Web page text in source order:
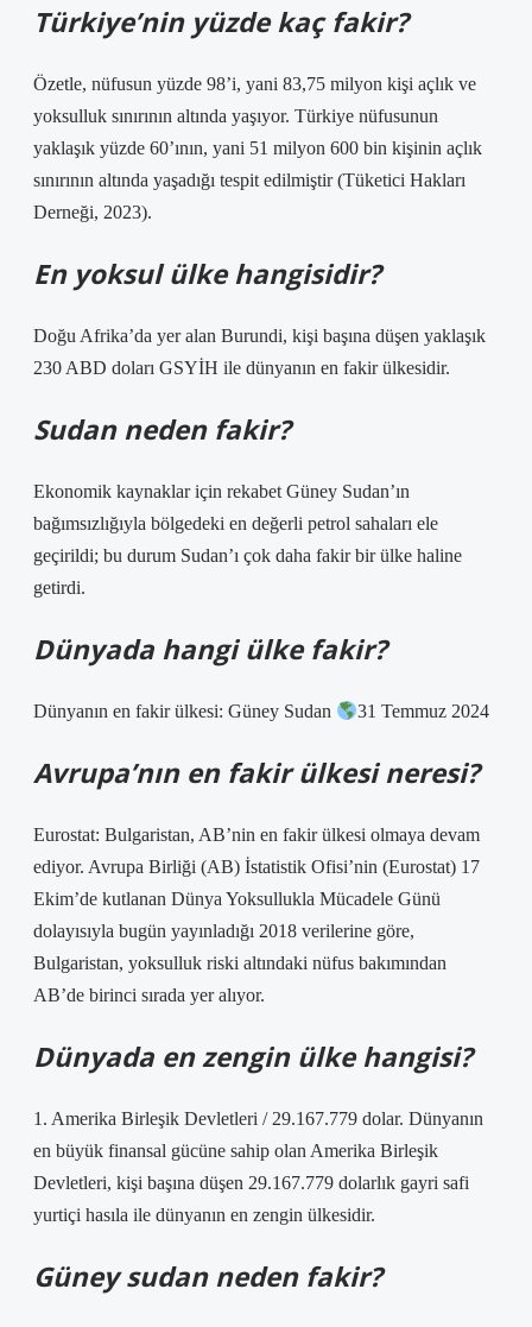
Türkiye’nin yüzde kaç fakir?
Özetle, nüfusun yüzde 98’i, yani 83,75 milyon kişi açlık ve
yoksulluk sınırının altında yaşıyor. Türkiye nüfusunun
yaklaşık yüzde 60’ının, yani 51 milyon 600 bin kişinin açlık
sınırının altında yaşadığı tespit edilmiştir (Tüketici Hakları
Derneği, 2023).
En yoksul ülke hangisidir?
Doğu Afrika’da yer alan Burundi, kişi başına düşen yaklaşık
230 ABD doları GSYİH ile dünyanın en fakir ülkesidir.
Sudan neden fakir?
Ekonomik kaynaklar için rekabet Güney Sudan’ın
bağımsızlığıyla bölgedeki en değerli petrol sahaları ele
geçirildi; bu durum Sudan’ı çok daha fakir bir ülke haline
getirdi.
Dünyada hangi ülke fakir?
Dünyanın en fakir ülkesi: Güney Sudan 31 Temmuz 2024
Avrupa’nın en fakir ülkesi neresi?
Eurostat: Bulgaristan, AB’nin en fakir ülkesi olmaya devam
ediyor. Avrupa Birliği (AB) İstatistik Ofisi’nin (Eurostat) 17
Ekim’de kutlanan Dünya Yoksullukla Mücadele Günü
dolayısıyla bugün yayınladığı 2018 verilerine göre,
Bulgaristan, yoksulluk riski altındaki nüfus bakımından
AB’de birinci sırada yer alıyor.
Dünyada en zengin ülke hangisi?
1. Amerika Birleşik Devletleri / 29.167.779 dolar. Dünyanın
en büyük finansal gücüne sahip olan Amerika Birleşik
Devletleri, kişi başına düşen 29.167.779 dolarlık gayri safi
yurtiçi hasıla ile dünyanın en zengin ülkesidir.
Güney sudan neden fakir?